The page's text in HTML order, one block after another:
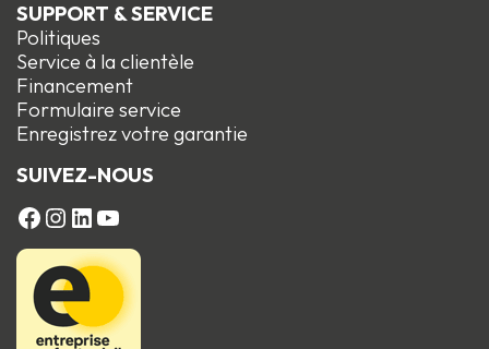
SUPPORT & SERVICE
Politiques
Service à la clientèle
Financement
Formulaire service
Enregistrez votre garantie
SUIVEZ-NOUS
FACEBOOK
Instagram
LinkedIn
YouTube